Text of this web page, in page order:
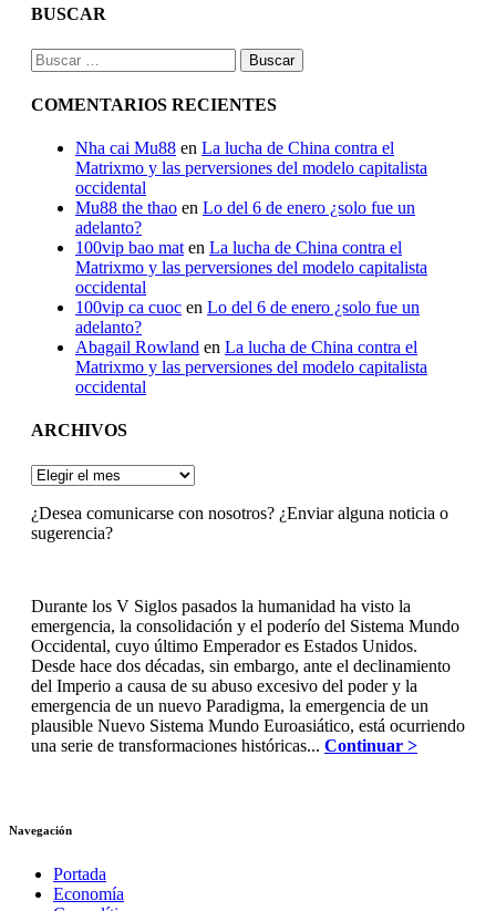
BUSCAR
Buscar:
COMENTARIOS RECIENTES
Nha cai Mu88 en La lucha de China contra el
Matrixmo y las perversiones del modelo capitalista
occidental
Mu88 the thao en Lo del 6 de enero ¿solo fue un
adelanto?
100vip bao mat en La lucha de China contra el
Matrixmo y las perversiones del modelo capitalista
occidental
100vip ca cuoc en Lo del 6 de enero ¿solo fue un
adelanto?
Abagail Rowland en La lucha de China contra el
Matrixmo y las perversiones del modelo capitalista
occidental
ARCHIVOS
ARCHIVOS
¿Desea comunicarse con nosotros? ¿Enviar alguna noticia o
sugerencia?
Durante los V Siglos pasados la humanidad ha visto la
emergencia, la consolidación y el poderío del Sistema Mundo
Occidental, cuyo último Emperador es Estados Unidos.
Desde hace dos décadas, sin embargo, ante el declinamiento
del Imperio a causa de su abuso excesivo del poder y la
emergencia de un nuevo Paradigma, la emergencia de un
plausible Nuevo Sistema Mundo Euroasiático, está ocurriendo
una serie de transformaciones históricas... Continuar >
Navegación
Portada
Economía